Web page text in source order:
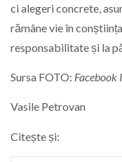
ci alegeri concrete,
rămâne vie în
responsabilitate și la
Sursa FOTO: Facebook
Vasile Petrovan
Citește și: